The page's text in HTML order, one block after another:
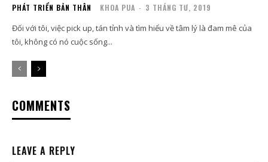
PHÁT TRIỂN BẢN THÂN KHOA PUA - 3 THÁNG TƯ, 2019
Đối với tôi, việc pick up, tán tỉnh và tìm hiểu về tâm lý là đam mê của
tôi, không có nó cuộc sống...
COMMENTS
LEAVE A REPLY